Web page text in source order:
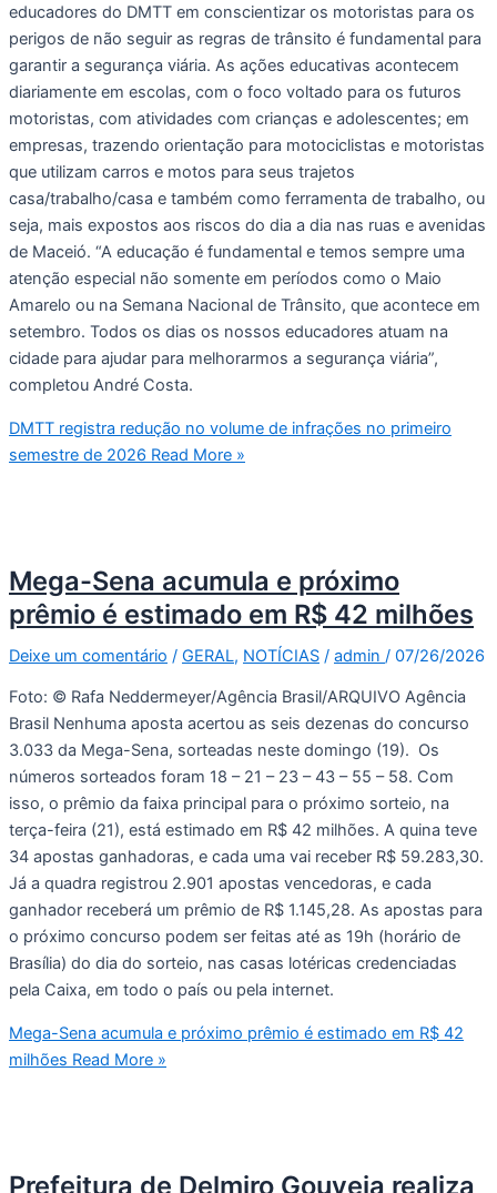
educadores do DMTT em conscientizar os motoristas para os
perigos de não seguir as regras de trânsito é fundamental para
garantir a segurança viária. As ações educativas acontecem
diariamente em escolas, com o foco voltado para os futuros
motoristas, com atividades com crianças e adolescentes; em
empresas, trazendo orientação para motociclistas e motoristas
que utilizam carros e motos para seus trajetos
casa/trabalho/casa e também como ferramenta de trabalho, ou
seja, mais expostos aos riscos do dia a dia nas ruas e avenidas
de Maceió. “A educação é fundamental e temos sempre uma
atenção especial não somente em períodos como o Maio
Amarelo ou na Semana Nacional de Trânsito, que acontece em
setembro. Todos os dias os nossos educadores atuam na
cidade para ajudar para melhorarmos a segurança viária”,
completou André Costa.
DMTT registra redução no volume de infrações no primeiro
semestre de 2026 Read More »
Mega-Sena acumula e próximo
prêmio é estimado em R$ 42 milhões
Deixe um comentário / GERAL, NOTÍCIAS / admin / 07/26/2026
Foto: © Rafa Neddermeyer/Agência Brasil/ARQUIVO Agência
Brasil Nenhuma aposta acertou as seis dezenas do concurso
3.033 da Mega-Sena, sorteadas neste domingo (19). Os
números sorteados foram 18 – 21 – 23 – 43 – 55 – 58. Com
isso, o prêmio da faixa principal para o próximo sorteio, na
terça-feira (21), está estimado em R$ 42 milhões. A quina teve
34 apostas ganhadoras, e cada uma vai receber R$ 59.283,30.
Já a quadra registrou 2.901 apostas vencedoras, e cada
ganhador receberá um prêmio de R$ 1.145,28. As apostas para
o próximo concurso podem ser feitas até as 19h (horário de
Brasília) do dia do sorteio, nas casas lotéricas credenciadas
pela Caixa, em todo o país ou pela internet.
Mega-Sena acumula e próximo prêmio é estimado em R$ 42
milhões Read More »
Prefeitura de Delmiro Gouveia realiza